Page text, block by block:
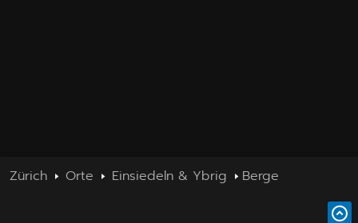
Zürich Orte Einsiedeln & Ybrig Berge